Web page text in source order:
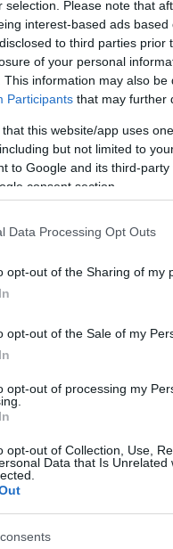
selection. Please note that
interest-based ads
to third parties
of your personal
This information may also
Participants that may further
that this website/app uses
but not limited to
to Google and its third-
consent section.
Data Processing Opt Outs
opt-out of the Sharing of my
opt-out of the Sale of my
opt-out of processing my
opt-out of Collection, Use,
Data that Is
elementi pratici che
paesaggistici e
Le destinazioni sono
di amici o famiglie in
e paesaggi
per le sue
storici e moderni.
rito sensoriale: acque